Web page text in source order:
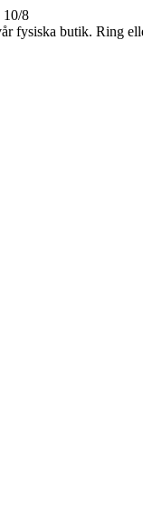
10/8
fysiska butik. Ring